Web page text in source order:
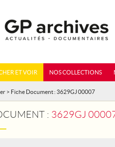
ET VOIR NOS COLLECTIONS
> Fiche Document : 3629GJ 00007
: 3629GJ 00007